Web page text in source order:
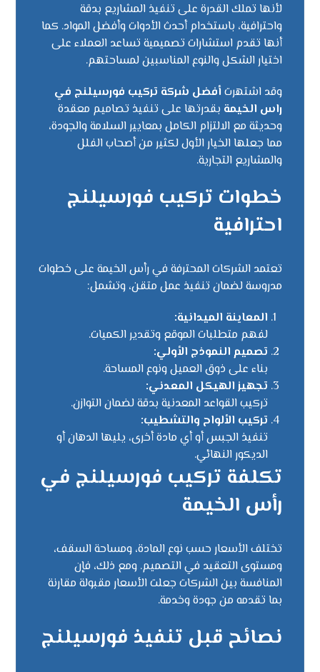
لأنها تملك القدرة على تنفيذ المشاريع بدقة
واحترافية، باستخدام أحدث الأدوات وأفضل المواد. كما
أنها تقدم استشارات تصميمية تساعد العملاء على
اختيار الشكل والنوع المناسبين لمساحتهم.
وقد اشتهرتأفضل شركة تركيب فورسيلنج في
راس الخيمة بقدرتها على تنفيذ تصاميم معقدة
وحديثة مع الالتزام الكامل بمعايير السلامة والجودة،
مما جعلها الخيار الأول لكثير من أصحاب الفلل
والمشاريع التجارية.
خطوات تركيب فورسيلنج
احترافية
تعتمد الشركات المحترفة في رأس الخيمة على خطوات
مدروسة لضمان تنفيذ عمل متقن، وتشمل:
المعاينة الميدانية:
لفهم متطلبات الموقع وتقدير الكميات.
تصميم النموذج الأولي:
بناء على ذوق العميل ونوع المساحة.
تجهيز الهيكل المعدني:
تركيب القواعد المعدنية بدقة لضمان التوازن.
تركيب الألواح والتشطيب:
تنفيذ الجبس أو أي مادة أخرى، يليها الدهان أو
الديكور النهائي.
تكلفة تركيب فورسيلنج في
رأس الخيمة
تختلف الأسعار حسب نوع المادة، ومساحة السقف،
ومستوى التعقيد في التصميم. ومع ذلك، فإن
المنافسة بين الشركات جعلت الأسعار مقبولة مقارنة
بما تقدمه من جودة وخدمة.
نصائح قبل تنفيذ فورسيلنج